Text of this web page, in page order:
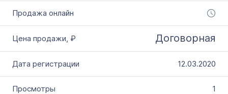
Договорная
12.03.2020
1